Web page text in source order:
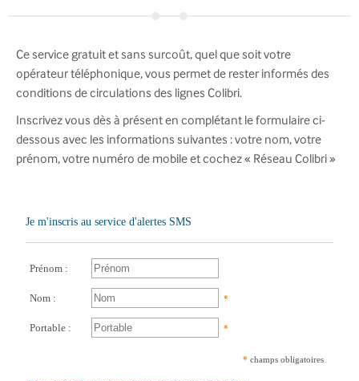
Ce service gratuit et sans surcoût, quel que soit votre
opérateur téléphonique, vous permet de rester informés des
conditions de circulations des lignes Colibri.
Inscrivez vous dès à présent en complétant le formulaire ci-
dessous avec les informations suivantes : votre nom, votre
prénom, votre numéro de mobile et cochez « Réseau Colibri »